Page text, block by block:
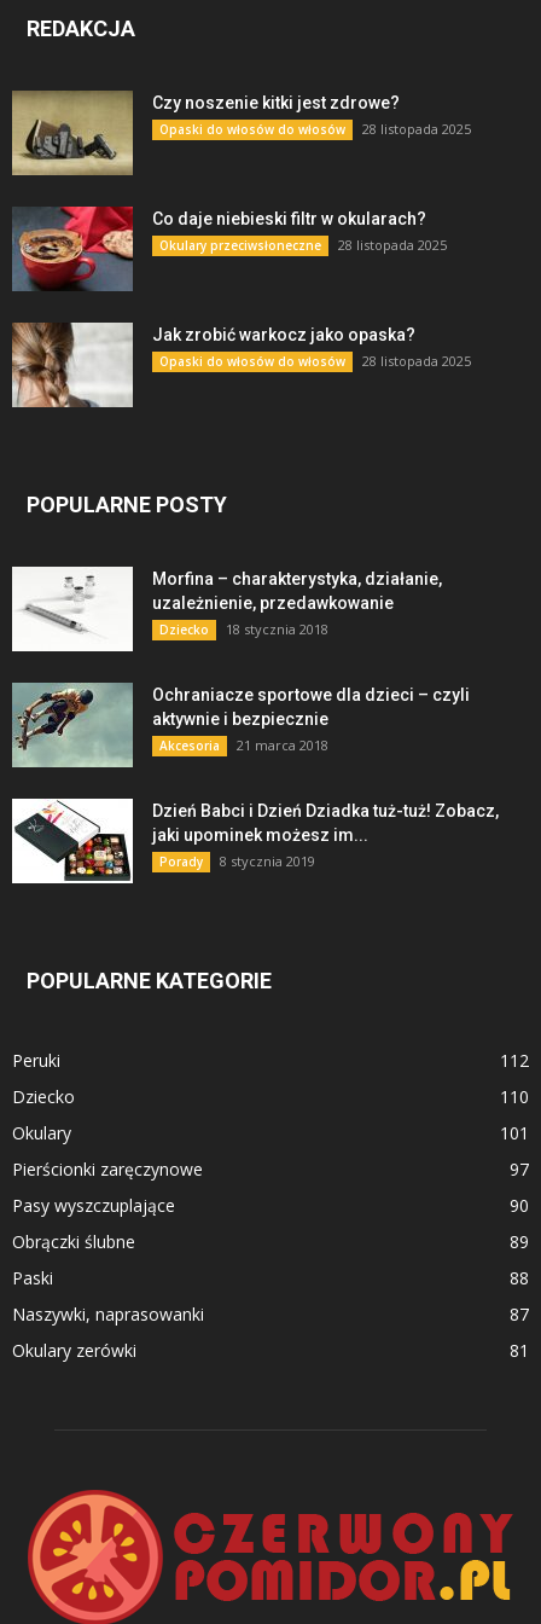
REDAKCJA
Czy noszenie kitki jest zdrowe?
Opaski do włosów do włosów 28 listopada 2025
Co daje niebieski filtr w okularach?
Okulary przeciwsłoneczne 28 listopada 2025
Jak zrobić warkocz jako opaska?
Opaski do włosów do włosów 28 listopada 2025
POPULARNE POSTY
Morfina – charakterystyka, działanie,
uzależnienie, przedawkowanie
Dziecko 18 stycznia 2018
Ochraniacze sportowe dla dzieci – czyli
aktywnie i bezpiecznie
Akcesoria 21 marca 2018
Dzień Babci i Dzień Dziadka tuż-tuż! Zobacz,
jaki upominek możesz im...
Porady 8 stycznia 2019
POPULARNE KATEGORIE
Peruki
112
Dziecko
110
Okulary
101
Pierścionki zaręczynowe
97
Pasy wyszczuplające
90
Obrączki ślubne
89
Paski
88
Naszywki, naprasowanki
87
Okulary zerówki
81